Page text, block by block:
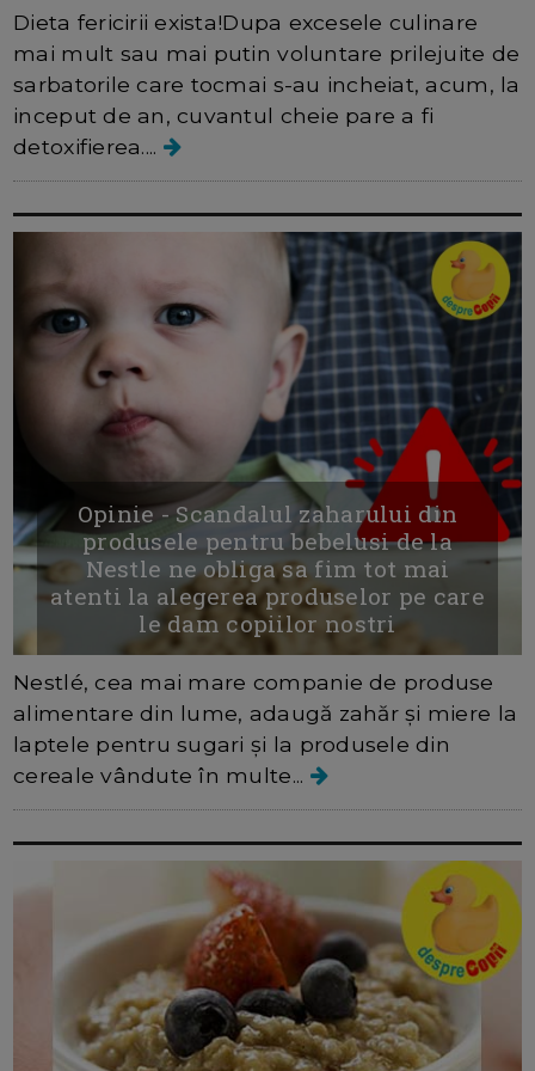
Dieta fericirii exista!Dupa excesele culinare
mai mult sau mai putin voluntare prilejuite de
sarbatorile care tocmai s-au incheiat, acum, la
inceput de an, cuvantul cheie pare a fi
detoxifierea....
Opinie - Scandalul zaharului din
produsele pentru bebelusi de la
Nestle ne obliga sa fim tot mai
atenti la alegerea produselor pe care
le dam copiilor nostri
Nestlé, cea mai mare companie de produse
alimentare din lume, adaugă zahăr și miere la
laptele pentru sugari și la produsele din
cereale vândute în multe...